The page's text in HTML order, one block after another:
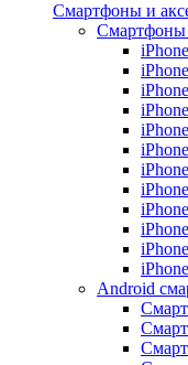
Смартфоны и
Смартфоны
Android